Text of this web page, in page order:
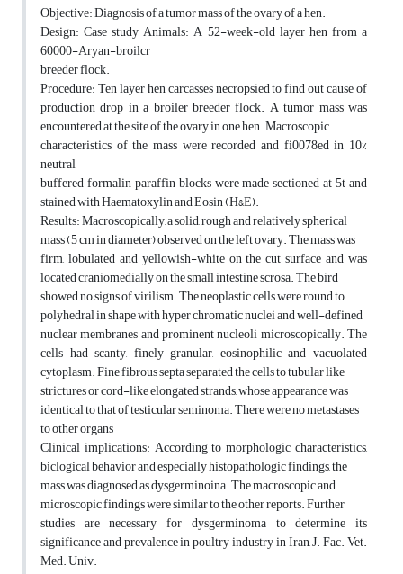
Objective: Diagnosis of a tumor mass of the ovary of a hen.
Design: Case study Animals: A 52-week-old layer hen from a
60000-Aryan-broilcr
breeder flock.
Procedure: Ten layer hen carcasses necropsied to find out cause of
production drop in a broiler breeder flock. A tumor mass was
encountered at the site of the ovary in one hen. Macroscopic
characteristics of the mass were recorded and fi0078ed in 10%
neutral
buffered formalin paraffin blocks were made sectioned at 5t and
stained with Haematoxylin and Eosin (H&E).
Results: Macroscopically, a solid, rough and relatively spherical
mass (5 cm in diameter) observed on the left ovary. The mass was
firm, lobulated and yellowish-white on the cut surface and was
located craniomedially on the small intestine scrosa. The bird
showed no signs of virilism. The neoplastic cells were round to
polyhedral in shape with hyper chromatic nuclei and well-defined
nuclear membranes and prominent nucleoli microscopically. The
cells had scanty, finely granular, eosinophilic and vacuolated
cytoplasm. Fine fibrous septa separated the cells to tubular like
strictures or cord-like elongated strands, whose appearance was
identical to that of testicular seminoma. There were no metastases
to other organs
Clinical implications: According to morphologic characteristics,
biclogical behavior and especially histopathologic findings, the
mass was diagnosed as dysgerminoina. The macroscopic and
microscopic findings were similar to the other reports. Further
studies are necessary for dysgerminoma to determine its
significance and prevalence in poultry industry in Iran, J. Fac. Vet.
Med. Univ.